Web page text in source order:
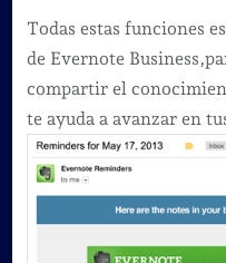
Todas estas funciones
de Evernote
compartir el
te ayuda a avanzar en